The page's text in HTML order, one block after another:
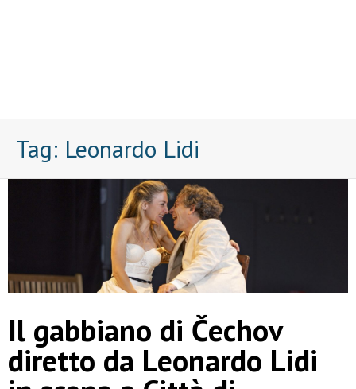
Tag: Leonardo Lidi
Il gabbiano di Čechov
diretto da Leonardo Lidi